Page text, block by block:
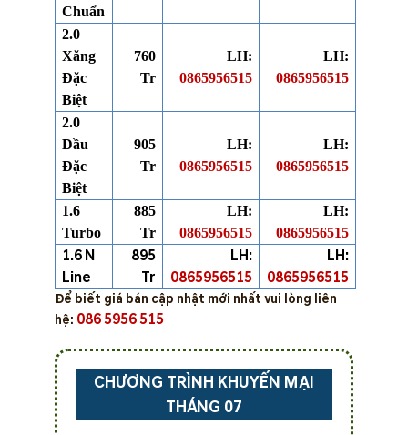
Chuẩn
2.0
Xăng
Đặc
Biệt
760
Tr
LH:
0865956515
LH:
0865956515
2.0
Dầu
Đặc
Biệt
905
Tr
LH:
0865956515
LH:
0865956515
1.6
Turbo
885
Tr
LH:
0865956515
LH:
0865956515
1.6 N
Line
895
Tr
LH:
0865956515
LH:
0865956515
Để biết giá bán cập nhật mới nhất vui lòng liên
hệ: 086 5956 515
CHƯƠNG TRÌNH KHUYẾN MẠI
THÁNG 07